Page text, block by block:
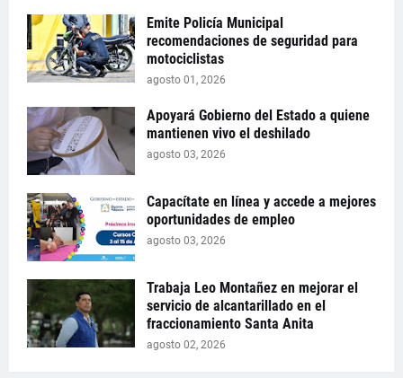
Emite Policía Municipal
recomendaciones de seguridad para
motociclistas
agosto 01, 2026
Apoyará Gobierno del Estado a quiene
mantienen vivo el deshilado
agosto 03, 2026
Capacítate en línea y accede a mejores
oportunidades de empleo
agosto 03, 2026
Trabaja Leo Montañez en mejorar el
servicio de alcantarillado en el
fraccionamiento Santa Anita
agosto 02, 2026